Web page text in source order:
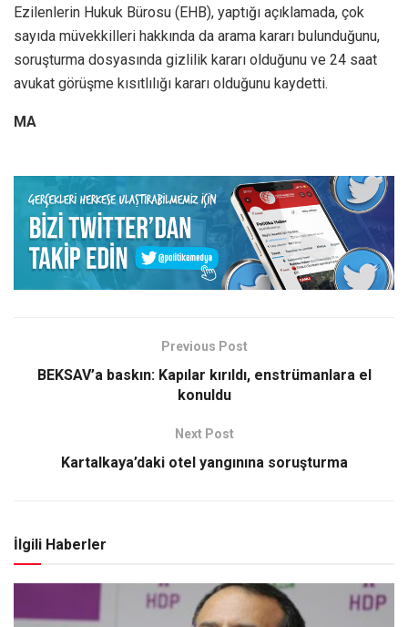
Ezilenlerin Hukuk Bürosu (EHB), yaptığı açıklamada, çok
sayıda müvekkilleri hakkında da arama kararı bulunduğunu,
soruşturma dosyasında gizlilik kararı olduğunu ve 24 saat
avukat görüşme kısıtlılığı kararı olduğunu kaydetti.
MA
Previous Post
BEKSAV’a baskın: Kapılar kırıldı, enstrümanlara el
konuldu
Next Post
Kartalkaya’daki otel yangınına soruşturma
İlgili Haberler